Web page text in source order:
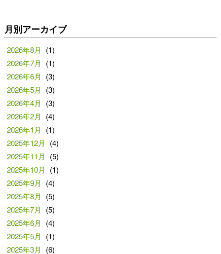
月別アーカイブ
2026年8月
(1)
2026年7月
(1)
2026年6月
(3)
2026年5月
(3)
2026年4月
(3)
2026年2月
(4)
2026年1月
(1)
2025年12月
(4)
2025年11月
(5)
2025年10月
(1)
2025年9月
(4)
2025年8月
(5)
2025年7月
(5)
2025年6月
(4)
2025年5月
(1)
2025年3月
(6)